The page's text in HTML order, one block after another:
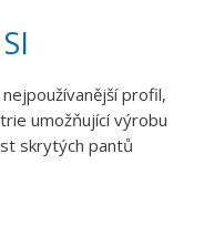
profil,
umožňující výrobu
skrytých pantů